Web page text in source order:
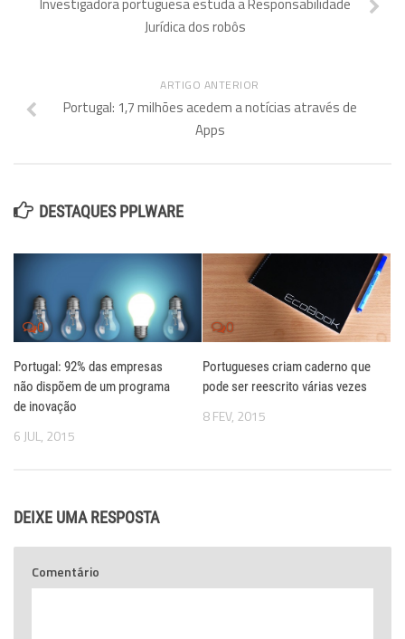
Jurídica dos robôs
ARTIGO ANTERIOR
Portugal: 1,7 milhões acedem a notícias através de
Apps
DESTAQUES PPLWARE
0
Portugal: 92% das empresas
não dispõem de um programa
de inovação
6 JUL, 2015
0
Portugueses criam caderno que
pode ser reescrito várias vezes
8 FEV, 2015
DEIXE UMA RESPOSTA
Comentário